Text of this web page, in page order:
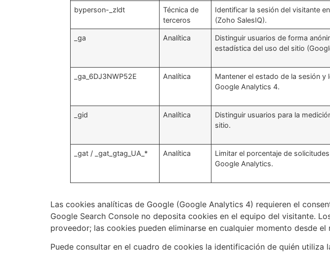
byperson-_zldt
Técnica de
terceros
Identificar la sesión del visitante
(Zoho SalesIQ).
_ga Analítica
Distinguir usuarios de forma
estadística del uso del sitio
_ga_6DJ3NWP52E Analítica
Mantener el estado de la sesión
Google Analytics 4.
_gid Analítica
Distinguir usuarios para la
sitio.
_gat / _gat_gtag_UA_* Analítica
Limitar el porcentaje de
Google Analytics.
Las cookies analíticas de Google (Google Analytics 4) requieren el
Google Search Console no deposita cookies en el equipo del visitante.
proveedor; las cookies pueden eliminarse en cualquier momento desde el
Puede consultar en el cuadro de cookies la identificación de quién